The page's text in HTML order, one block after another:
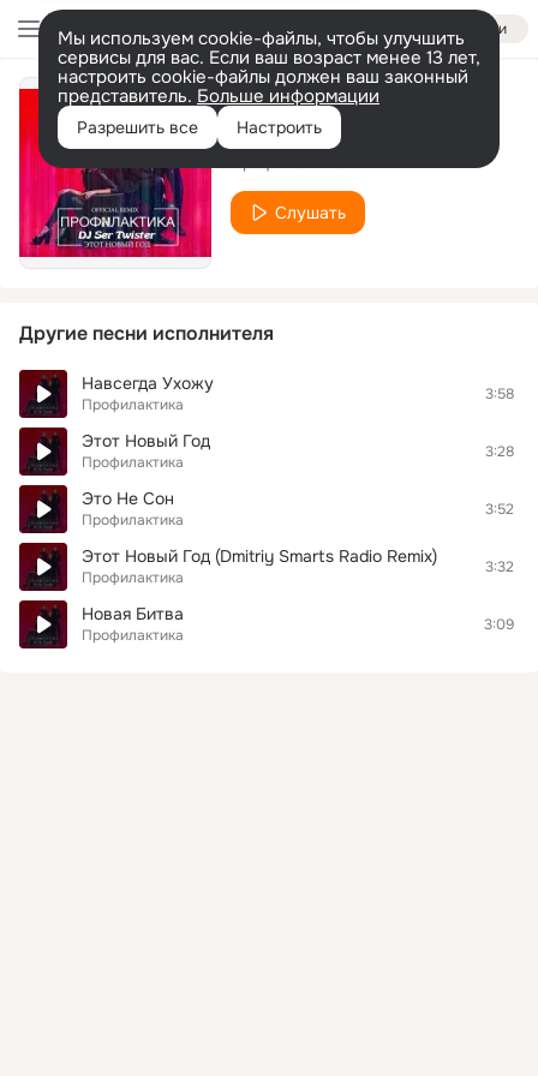
Войти
Мы используем cookie-файлы, чтобы улучшить
сервисы для вас. Если ваш возраст менее 13 лет,
настроить cookie-файлы должен ваш законный
представитель. Больше информации
Разрешить все Настроить
Тебе Повезет
Слушать
Другие песни исполнителя
Навсегда Ухожу
Профилактика
3:58
Этот Новый Год
Профилактика
3:28
Это Не Сон
Профилактика
3:52
Этот Новый Год (Dmitriy Smarts Radio Remix)
Профилактика
3:32
Новая Битва
Профилактика
3:09